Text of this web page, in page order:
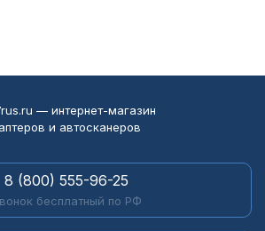
— интернет-магазин
и автосканеров
8 (800) 555-96-25
бесплатный по РФ